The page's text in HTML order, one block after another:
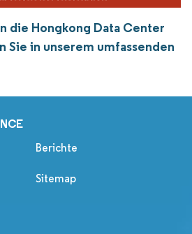
die Hongkong Data Center
Sie in unserem umfassenden
Berichte
Sitemap